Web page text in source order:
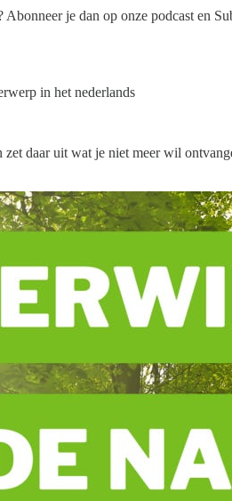
je dan op onze podcast en
in het nederlands
zet daar uit wat je niet meer wil